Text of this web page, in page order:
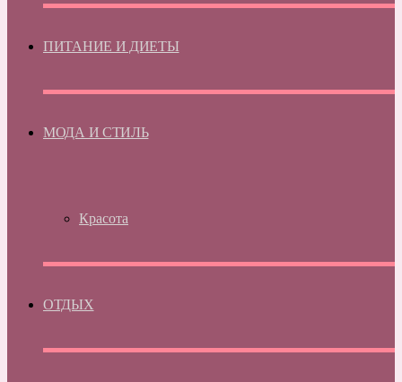
ПИТАНИЕ И ДИЕТЫ
МОДА И СТИЛЬ
Красота
ОТДЫХ